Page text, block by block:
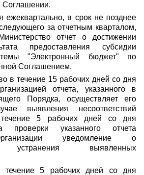
Соглашении.
ежеквартально, в срок не позднее
за отчетным кварталом,
отчет о достижении
предоставления субсидии
"Электронный бюджет" по
Соглашением.
в течение 15 рабочих дней со дня
отчета, указанного в
Порядка, осуществляет его
выявления несоответствий
5 рабочих дней со дня
проверки указанного отчета
уведомление о
устранения выявленных
течение 5 рабочих дней со дня